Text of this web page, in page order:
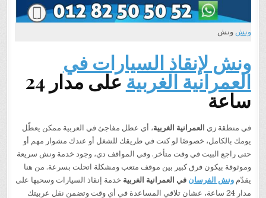
ونش ونش
ونش لإنقاذ السيارات في
العمرانية الغربية على مدار 24
ساعة
في منطقة زي العمرانية الغربية، أي عطل مفاجئ في العربية ممكن يعطّل
يومك بالكامل، خصوصًا لو كنت في طريقك للشغل أو عندك مشوار مهم أو
حتى راجع البيت في وقت متأخر. وفي المواقف دي، وجود خدمة ونش سريعة
وموثوقة بيكون فرق كبير بين موقف متعب ومشكلة اتحلت بسرعة. من هنا
يقدّمونش الفرسان في العمرانية الغربية خدمة إنقاذ السيارات وسحبها على
مدار 24 ساعة، عشان تلاقي المساعدة في أي وقت وتضمن نقل عربيتك